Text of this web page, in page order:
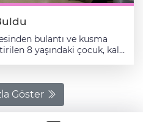
bulantı ve kusma
8 yaşındaki çocuk, kalp
Demir, okuldayken
götürülen Demir'e
uygulandı. Tedavi
Göster